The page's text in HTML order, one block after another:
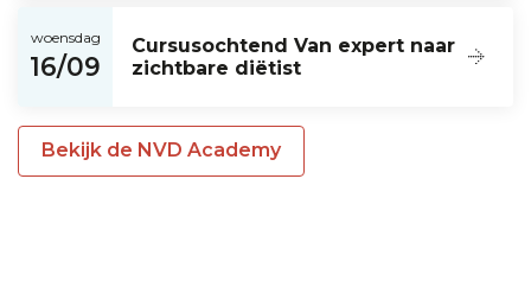
woensdag
16/09
Cursusochtend Van expert naar
zichtbare diëtist
Bekijk de NVD Academy